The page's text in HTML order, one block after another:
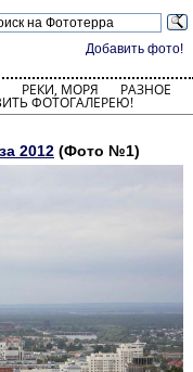
Добавить фото!
РЕКИ, МОРЯ РАЗНОЕ
ФОТОГАЛЕРЕЮ!
2012 (Фото №1)